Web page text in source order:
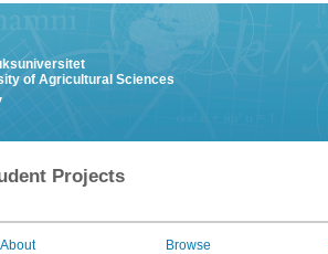
of Agricultural Sciences
Projects
About Browse